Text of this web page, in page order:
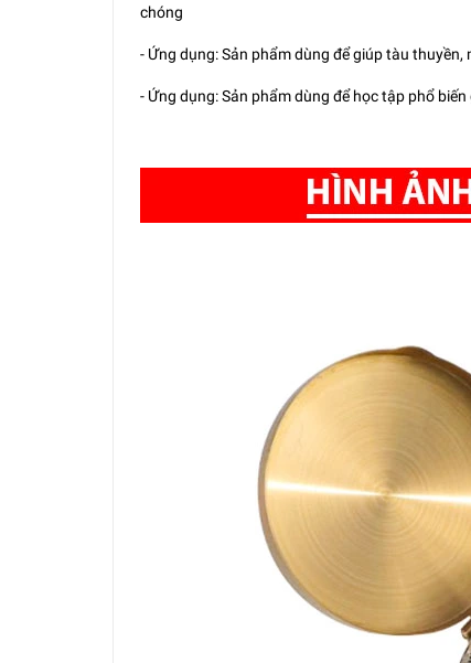
chóng
- Ứng dụng: Sản phẩm dùng để giúp tàu
- Ứng dụng: Sản phẩm dùng để học tập phổ